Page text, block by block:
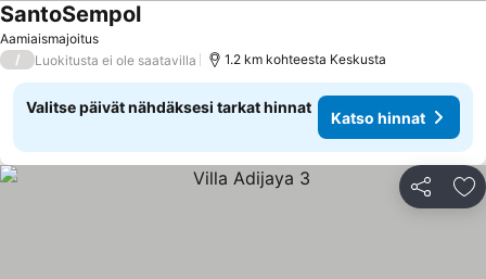
Aamiaismajoitus
SantoSempol
/ Luokitusta ei ole saatavilla 1.2 km kohteesta Keskusta
Valitse päivät nähdäksesi tarkat hinnat
Katso hinnat
Jaa